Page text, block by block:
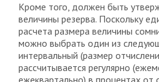
Кроме того, должен быть
величины резерва. Поскольку
расчета размера величины
можно выбрать один из
интервальный (размер
рассчитывается регулярно
ежеквартально) в процентах от